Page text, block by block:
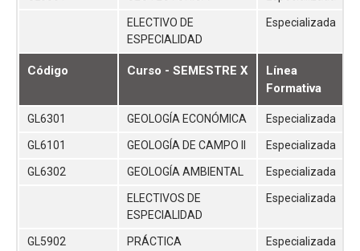
ELECTIVO DE
ESPECIALIDAD
Especializada
Código Curso - SEMESTRE X
Línea
Formativa
GL6301 GEOLOGÍA ECONÓMICA Especializada
GL6101 GEOLOGÍA DE CAMPO II Especializada
GL6302 GEOLOGÍA AMBIENTAL Especializada
ELECTIVOS DE
ESPECIALIDAD
Especializada
GL5902
PRÁCTICA
Especializada